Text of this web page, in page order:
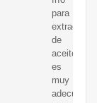
para
extracción
de
aceite
es
muy
adecuada